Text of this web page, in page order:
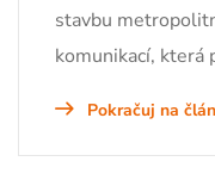
stavbu
komunikací,
Pokračuj na